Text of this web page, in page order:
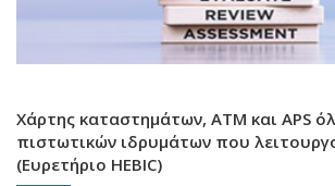
Χάρτης καταστημάτων, ATM και APS
πιστωτικών ιδρυμάτων που
(Ευρετήριο HEBIC)